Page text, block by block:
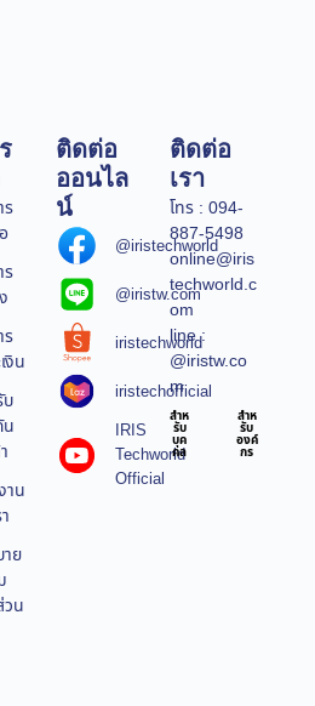
ร
ร
ร
งิน
บ
น
าน
าย
วน
ติดต่อ
ออนไล
น์
@iristechworld
@iristw.com
iristechworld
iristechofficial
IRIS
Techworld
Official
ติดต่อ
เรา
โทร : 094-
887-5498
online@iris
techworld.c
om
line :
@iristw.co
m
สำห
รับ
บุค
คล
สำห
รับ
องค์
กร